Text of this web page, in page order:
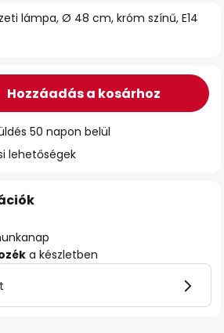
lámpa, Ø 48 cm, króm színű, E14
Hozzáadás a kosárhoz
50 napon belül
lehetőségek
a készletben